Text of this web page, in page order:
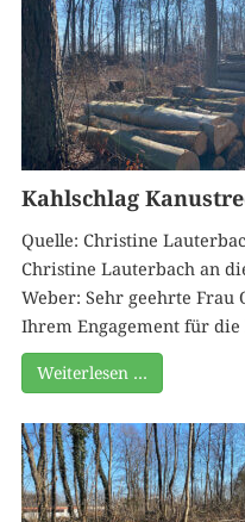
Kahlschlag
Quelle: Christine
Christine Lauterbach an
Weber: Sehr geehrte
Ihrem Engagement für die
Weiterlesen …